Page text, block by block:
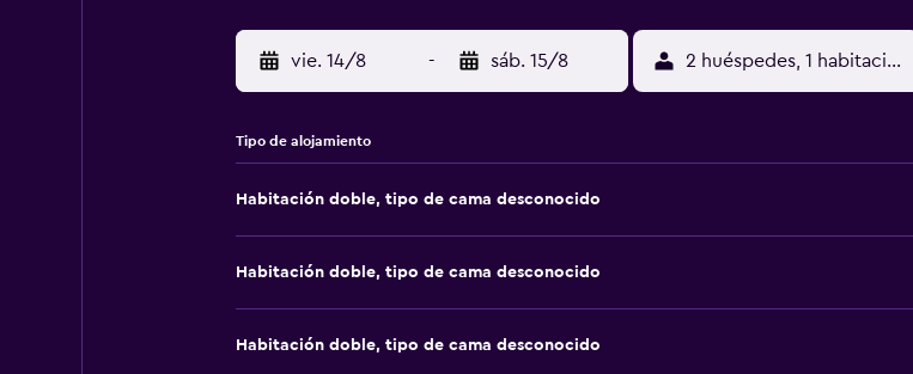
vie. 14/8 - sáb. 15/8 2 huéspedes, 1 habitación
Tipo de alojamiento
Habitación doble, tipo de cama desconocido
Habitación doble, tipo de cama desconocido
Habitación doble, tipo de cama desconocido